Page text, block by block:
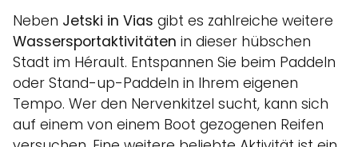
Neben Jetski in Vias gibt es zahlreiche weitere
Wassersportaktivitäten in dieser hübschen
Stadt im Hérault. Entspannen Sie beim Paddeln
oder Stand-up-Paddeln in Ihrem eigenen
Tempo. Wer den Nervenkitzel sucht, kann sich
auf einem von einem Boot gezogenen Reifen